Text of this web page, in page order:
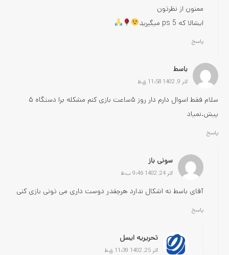
ممنون از نظرتون
ایشالا که 5 ps میگیرید
پاسخ
باسط
آذر 9, 1402 11:58 ق.ظ
سلام فقط‌ اسوال‌ دارم‌ دار‌ روز‌ ۵ساعت‌ بازی‌ کنم‌ مشکله‌ برا‌ دستگاه‌‌ ۵
پیش.نمیاد‌
پاسخ
سونی باز
آذر 24, 1402 9:46 ب.ظ
آقای باسط نه اشکال ندارد هرچقدر دوست داری می تونی بازی کنی
پاسخ
تحریریه ایسل
آذر 25, 1402 11:39 ق.ظ